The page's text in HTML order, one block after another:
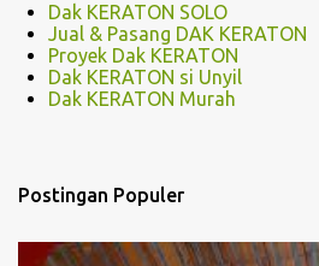
Dak KERATON SOLO
Jual & Pasang DAK KERATON
Proyek Dak KERATON
Dak KERATON si Unyil
Dak KERATON Murah
Postingan Populer